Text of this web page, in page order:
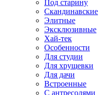
Под старину
Скандинавские
Элитные
Эксклюзивные
Хай-тек
Особенности
Для студии
Для хрущевки
Для дачи
Встроенные
С антресолями